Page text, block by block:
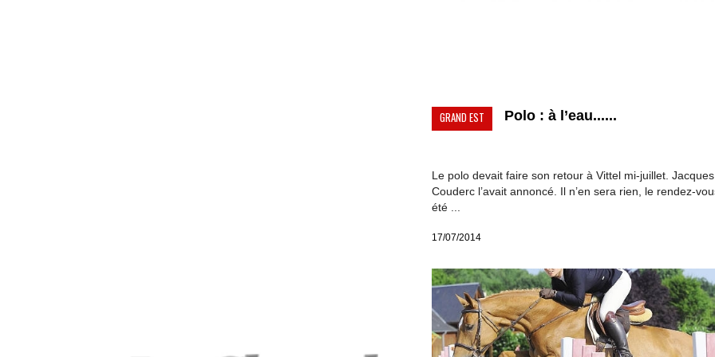
GRAND EST Polo : à l’eau......
Le polo devait faire son retour à Vittel mi-juillet. Jacques
Couderc l’avait annoncé. Il n’en sera rien, le rendez-
été ...
17/07/2014